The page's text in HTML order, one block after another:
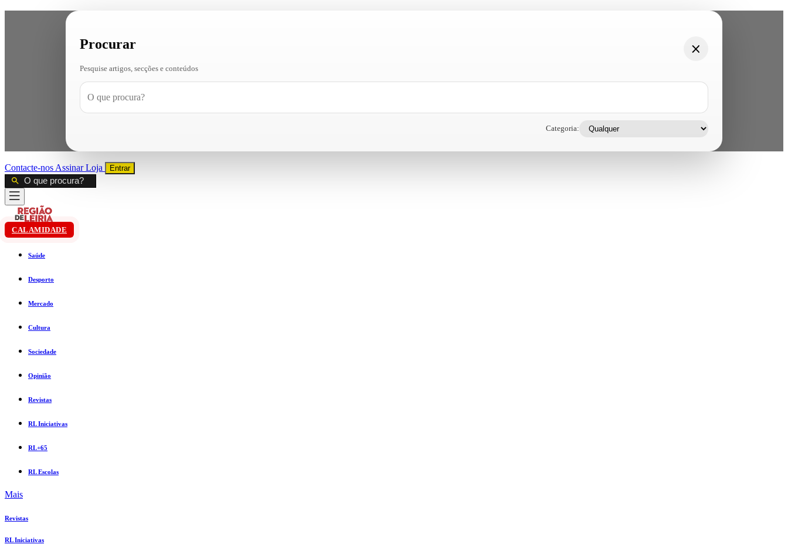
Procurar
Pesquise artigos, secções e conteúdos
Categoria:
Contacte-nos AssinarLoja Entrar
CALAMIDADE
Saúde
Desporto
Mercado
Cultura
Sociedade
Opinião
Revistas
RL Iniciativas
RL+65
RL Escolas
Mais
Revistas
RL Iniciativas